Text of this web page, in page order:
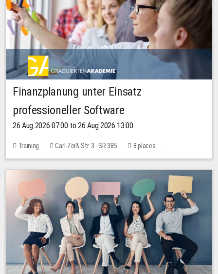
Finanzplanung unter Einsatz
professioneller Software
26 Aug 2026 07:00 to 26 Aug 2026 13:00
Training Carl-Zeiß-Str. 3 - SR 385
8 places
20.00 EUR